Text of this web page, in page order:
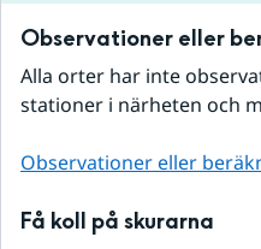
Observationer eller
Alla orter har inte
stationer i närheten och
Observationer eller
Få koll på skurarna